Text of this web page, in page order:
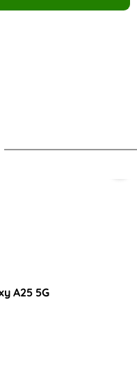
4G Skal 360 Vattentätt
A25 5G